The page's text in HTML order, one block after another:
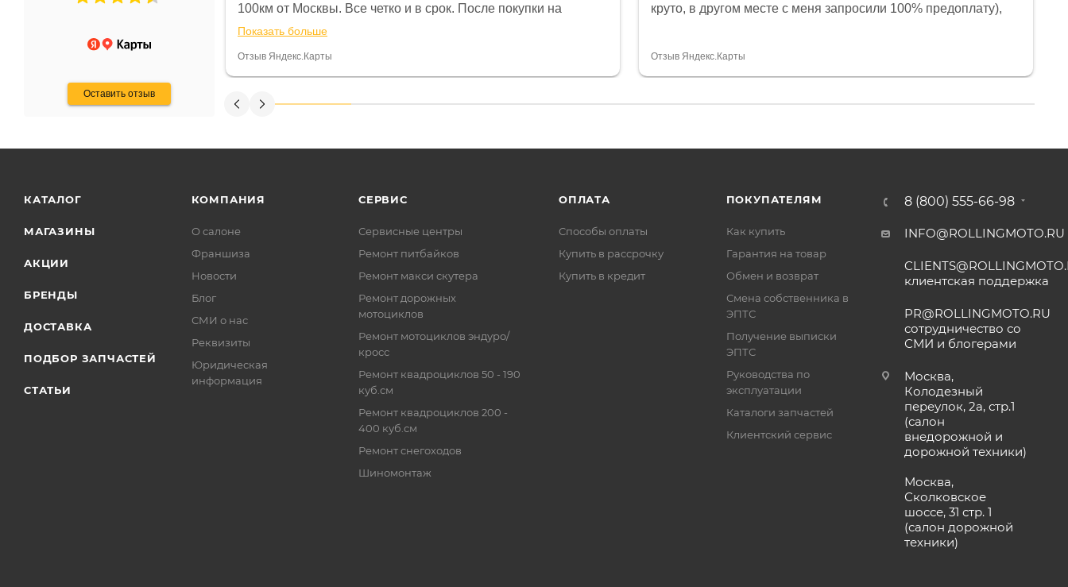
Оставить отзыв
и дают только на год)
100км от Москвы. Все четко и в срок. После покупки на
спидометре всегда был 0, при этом представители магазина
постоянно были на связи и в итоге проблема была решена.
Считаю, что это говорит о небезразличии к клиенту после
Показать больше
Отзыв Яндекс.Карты
круто, в другом месте с меня запросили 100% предоплату),
спасибо отдельное, всегда на связи, очень детально всё
Отзыв Яндекс.Карты
КАТАЛОГ
МАГАЗИНЫ
АКЦИИ
БРЕНДЫ
ДОСТАВКА
ПОДБОР ЗАПЧАСТЕЙ
СТАТЬИ
КОМПАНИЯ
О салоне
Франшиза
Новости
Блог
СМИ о нас
Реквизиты
Юридическая
информация
СЕРВИС
Сервисные центры
Ремонт питбайков
Ремонт макси скутера
Ремонт дорожных
мотоциклов
Ремонт мотоциклов эндуро/
кросс
Ремонт квадроциклов 50 - 190
куб.см
Ремонт квадроциклов 200 -
400 куб.см
Ремонт снегоходов
Шиномонтаж
ОПЛАТА
Способы оплаты
Купить в рассрочку
Купить в кредит
ПОКУПАТЕЛЯМ
Как купить
Гарантия на товар
Обмен и возврат
Смена собственника в
ЭПТС
Получение выписки
ЭПТС
Руководства по
эксплуатации
Каталоги запчастей
Клиентский сервис
8 (800) 555-66-98
INFO@ROLLINGMOTO.RU
клиентская поддержка
PR@ROLLINGMOTO.RU
сотрудничество со
СМИ и блогерами
Москва,
Колодезный
переулок, 2а, стр.1
(салон
внедорожной и
дорожной техники)
Москва,
Сколковское
шоссе, 31 стр. 1
(салон дорожной
техники)